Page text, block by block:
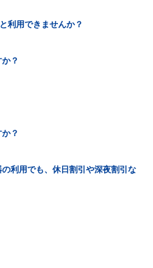
利用できませんか？
？
？
利用でも、休日割引や深夜割引な